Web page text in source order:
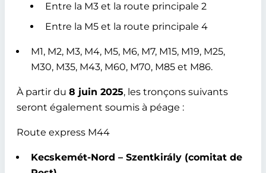
Entre la M3 et la route principale 2
Entre la M5 et la route principale 4
M1, M2, M3, M4, M5, M6, M7, M15, M19, M25,
M30, M35, M43, M60, M70, M85 et M86.
À partir du 8 juin 2025, les tronçons suivants
seront également soumis à péage :
Route express M44
Kecskemét-Nord – Szentkirály (comitat de